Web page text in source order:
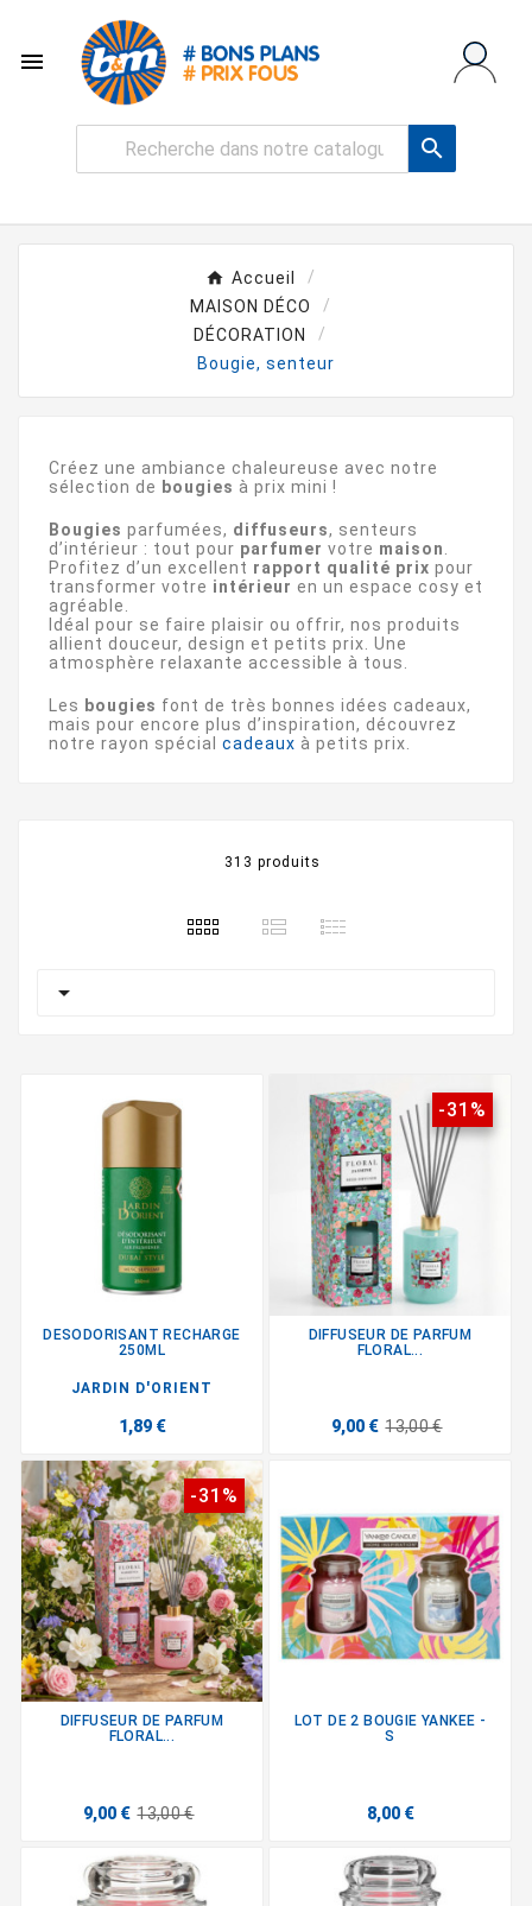


Accueil
MAISON DÉCO
DÉCORATION
Bougie, senteur
Créez une ambiance chaleureuse avec notre
sélection de bougies à prix mini !
Bougies parfumées, diffuseurs, senteurs
d’intérieur : tout pour parfumer votre maison
Profitez d’un excellent rapport qualité prix pour
transformer votre intérieur en un espace cosy et
agréable.
Idéal pour se faire plaisir ou offrir, nos produits
allient douceur, design et petits prix. Une
atmosphère relaxante accessible à tous.
Les bougies font de très bonnes idées cadeaux,
mais pour encore plus d’inspiration, découvrez
notre rayon spécial cadeaux à petits prix.
313 produits

DESODORISANT RECHARGE
250ML
JARDIN D'ORIENT
1,89 €
-31%
DIFFUSEUR DE PARFUM
FLORAL...
9,00 € 13,00 €
-31%
DIFFUSEUR DE PARFUM
FLORAL...
9,00 € 13,00 €
LOT DE 2 BOUGIE YANKEE -
S
8,00 €